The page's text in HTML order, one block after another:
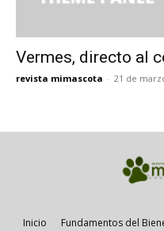
Vermes, directo al
revista mimascota - 21 de
Inicio Fundamentos del